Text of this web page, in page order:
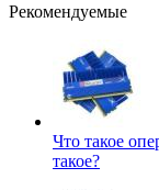
Рекомендуемые
Что такое
такое?